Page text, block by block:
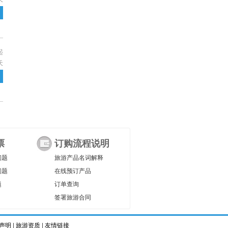
题
题
订购流程说明
旅游产品名词解释
在线预订产品
订单查询
签署旅游合同
明 旅游资质 友情链接